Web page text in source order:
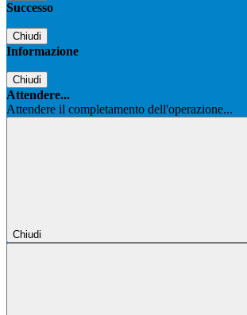
Successo
Chiudi
Informazione
Chiudi
Attendere...
Attendere il completamento dell'operazione...
Chiudi